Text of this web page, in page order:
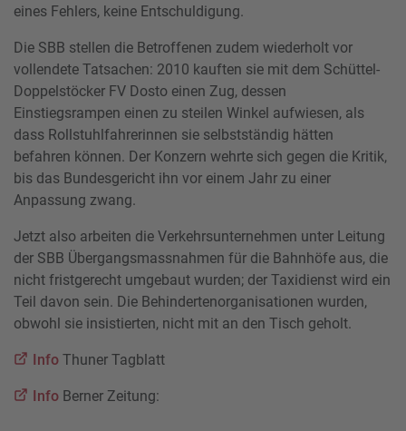
eines Fehlers, keine Entschuldigung.
Die SBB stellen die Betroffenen zudem wiederholt vor
vollendete Tatsachen: 2010 kauften sie mit dem Schüttel-
Doppelstöcker FV Dosto einen Zug, dessen
Einstiegsrampen einen zu steilen Winkel aufwiesen, als
dass Rollstuhlfahrerinnen sie selbstständig hätten
befahren können. Der Konzern wehrte sich gegen die Kritik,
bis das Bundesgericht ihn vor einem Jahr zu einer
Anpassung zwang.
Jetzt also arbeiten die Verkehrsunternehmen unter Leitung
der SBB Übergangsmassnahmen für die Bahnhöfe aus, die
nicht fristgerecht umgebaut wurden; der Taxidienst wird ein
Teil davon sein. Die Behindertenorganisationen wurden,
obwohl sie insistierten, nicht mit an den Tisch geholt.
InfoThuner Tagblatt
Info Berner Zeitung: